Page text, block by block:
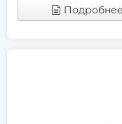
Подробнее